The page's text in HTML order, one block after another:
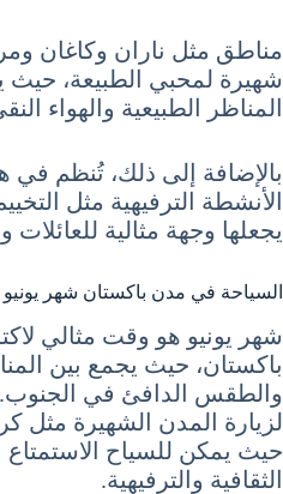
مناطق مثل ناران وكاغان
شهيرة لمحبي الطبيعة، حيث
المناظر الطبيعية والهواء
بالإضافة إلى ذلك، تُنظم في
الأنشطة الترفيهية مثل
يجعلها وجهة مثالية
السياحة في مدن باكستان شهر يونيو
شهر يونيو هو وقت مثالي
باكستان، حيث يجمع بين
والطقس الدافئ في الجنوب.
لزيارة المدن الشهيرة مثل
حيث يمكن للسياح
الثقافية والترفيهية.